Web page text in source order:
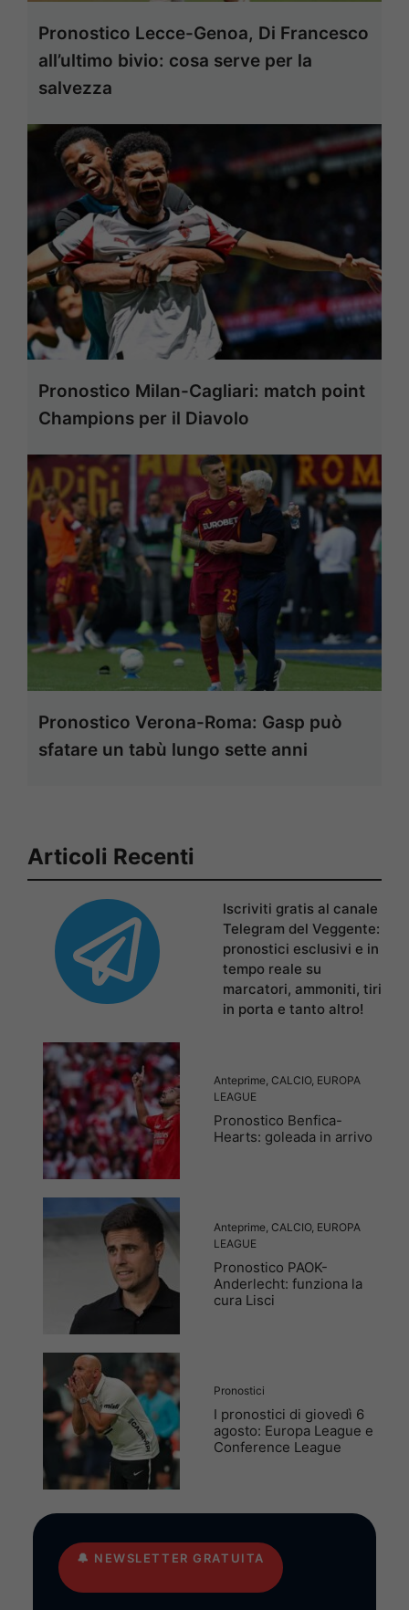
Pronostico Lecce-Genoa, Di Francesco
all’ultimo bivio: cosa serve per la
salvezza
Pronostico Milan-Cagliari: match point
Champions per il Diavolo
Pronostico Verona-Roma: Gasp può
sfatare un tabù lungo sette anni
Articoli Recenti
Iscriviti gratis al canale
Telegram del Veggente:
pronostici esclusivi e in
tempo reale su
marcatori, ammoniti, tiri
in porta e tanto altro!
Anteprime CALCIO, EUROPA
LEAGUE
Pronostico Benfica-
Hearts: goleada in arrivo
Anteprime CALCIO, EUROPA
LEAGUE
Pronostico PAOK-
Anderlecht: funziona la
cura Lisci
Pronostici
I pronostici di giovedì 6
agosto: Europa League e
Conference League
🔔 NEWSLETTER GRATUITA